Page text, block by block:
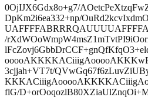
0OjIJX6Gdx8o+g7/
DpKm2i6ea332+np/
/
3cjjah+VT7t/
flG/